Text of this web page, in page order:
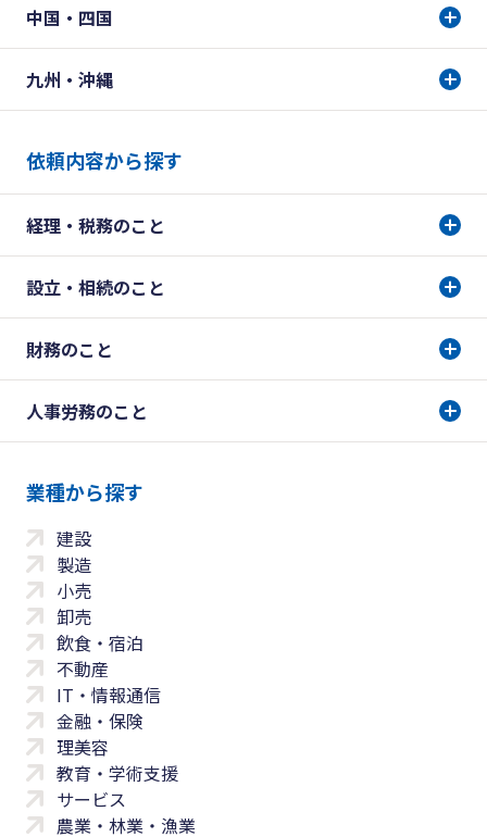
中国・四国
九州・沖縄
依頼内容から探す
経理・税務のこと
設立・相続のこと
財務のこと
人事労務のこと
業種から探す
建設
製造
小売
卸売
飲食・宿泊
不動産
IT・情報通信
金融・保険
理美容
教育・学術支援
サービス
農業・林業・漁業